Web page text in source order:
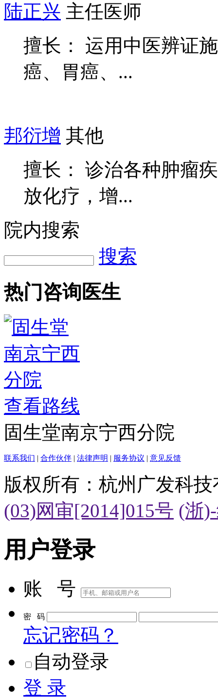
陆正兴 主任医师
擅长： 运用中医辨证
癌、胃癌、...
邦衍增 其他
擅长： 诊治各种肿瘤
放化疗，增...
院内搜索
搜索
热门咨询医生
查看路线
固生堂南京宁西分院
联系我们 | 合作伙伴 | 法律声明 | 服务协议 | 意见反馈
版权所有：杭州广发科
(03)网审[2014]015号 (浙
用户登录
账 号
密 码
忘记密码？
自动登录
登 录